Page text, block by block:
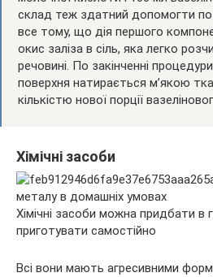
склад теж здатний допомогти
все тому, що дія першого
окис заліза в сіль, яка легко
речовині. По закінченні
поверхня натирається м’якою
кількістю нової порції
Хімічні засоби
Хімічні засоби можна придбати в
приготувати самостійно
Всі вони мають агресивними